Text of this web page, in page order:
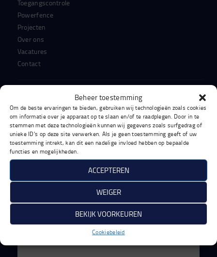
Beheer toestemming
Om de beste ervaringen te bieden, gebruiken wij technologieën zoals cookies
om informatie over je apparaat op te slaan en/of te raadplegen. Door in te
stemmen met deze technologieën kunnen wij gegevens zoals surfgedrag of
unieke ID's op deze site verwerken. Als je geen toestemming geeft of uw
toestemming intrekt, kan dit een nadelige invloed hebben op bepaalde
functies en mogelijkheden.
ACCEPTEREN
WEIGER
BEKIJK VOORKEUREN
Cookiebeleid
Toegangscontrole
Powerfence
Projecten
Over ons
Vacatures
Contact
KLIK HIER OM ONZE PROJECTEN TE BEKIJKEN OP
FACEBOOK
Bertu Toegangstechniek
Klik om marketing cookies te accepteren en